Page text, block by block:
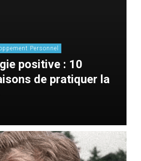
Personnel
positive : 10
de pratiquer la